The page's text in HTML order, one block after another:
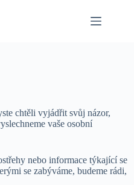
chtěli vyjádřit svůj názor,
vaše osobní
nebo informace týkající se
se zabýváme, budeme rádi,